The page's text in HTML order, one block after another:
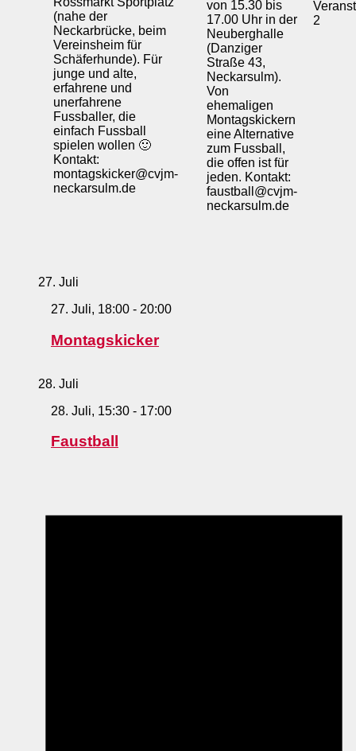
(nahe der
Neckarbrücke, beim
Vereinsheim für
Schäferhunde). Für
junge und alte,
erfahrene und
unerfahrene
Fussballer, die
einfach Fussball
spielen wollen 🙂
Kontakt:
montagskicker@cvjm-
neckarsulm.de
von 15.30 bis
17.00 Uhr in der
Neuberghalle
(Danziger
Straße 43,
Neckarsulm).
Von
ehemaligen
Montagskickern
eine Alternative
zum Fussball,
die offen ist für
jeden. Kontakt:
faustball@cvjm-
neckarsulm.de
2
27. Juli
27. Juli, 18:00 - 20:00
Montagskicker
28. Juli
28. Juli, 15:30 - 17:00
Faustball